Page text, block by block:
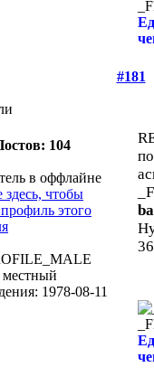
#181
104